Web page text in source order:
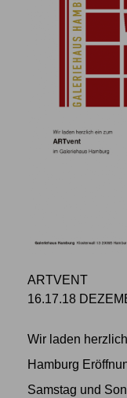
ARTVENT
16.17.18
Wir laden
Hamburg
Samstag und